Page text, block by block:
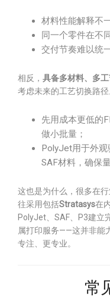
材料性能解释不
同一个零件在不
交付节奏难以统
相反， 具备多材料、多
考虑未来的工艺切换路径
先用成本更低的
做小批量；
PolyJet用于外
SAF材料，确保
这也是为什么，很多在
往采用包括Stratasys在
PolyJet、SAF、P3建立
属打印服务——这并非能
专注、更专业。
常